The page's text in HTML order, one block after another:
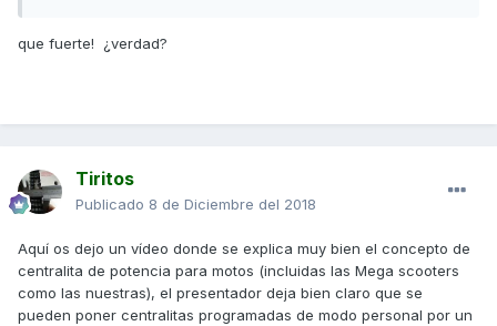
que fuerte! ¿verdad?
Tiritos
Publicado 8 de Diciembre del 2018
Aquí os dejo un vídeo donde se explica muy bien el concepto de
centralita de potencia para motos (incluidas las Mega scooters
como las nuestras), el presentador deja bien claro que se
pueden poner centralitas programadas de modo personal por un